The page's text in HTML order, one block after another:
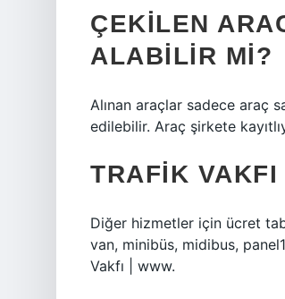
ÇEKILEN
ALABILIR MI?
Alınan araçlar sadece araç
edilebilir. Araç şirkete
TRAFIK
Diğer hizmetler için ücret
van, minibüs, midibus,
Vakfı | www.